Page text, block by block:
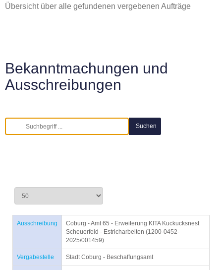
Übersicht über alle gefundenen vergebenen Aufträge
Bekanntmachungen und
Ausschreibungen
Ausschreibung
Coburg - Amt 65 - Erweiterung KITA Kuckucksnest
Scheuerfeld - Estricharbeiten (1200-0452-
2025/001459)
Vergabestelle Stadt Coburg - Beschaffungsamt